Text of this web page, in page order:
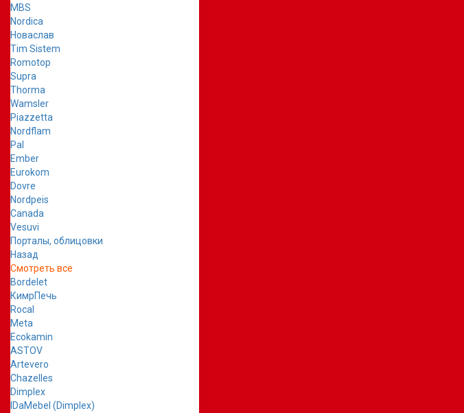
MBS
Nordica
Новаслав
Tim Sistem
Romotop
Supra
Thorma
Wamsler
Piazzetta
Nordflam
Pal
Ember
Eurokom
Dovre
Nordpeis
Canada
Vesuvi
Порталы, облицовки
Назад
Смотреть все
Bordelet
КимрПечь
Rocal
Meta
Ecokamin
ASTOV
Artevero
Chazelles
Dimplex
IDaMebel (Dimplex)